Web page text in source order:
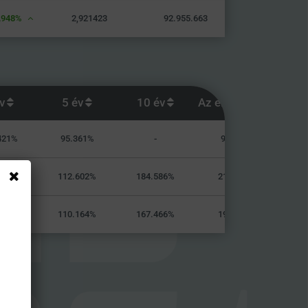
2,921423 92.955.663
5 év 10 év Az elejétől
95.361% - 94.721%
112.602% 184.586% 211.357%
110.164% 167.466% 192.142%